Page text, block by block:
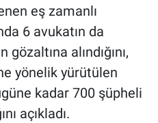
eş zamanlı
6 avukatın da
alındığını,
yönelik yürütülen
kadar 700 şüpheli
açıkladı.